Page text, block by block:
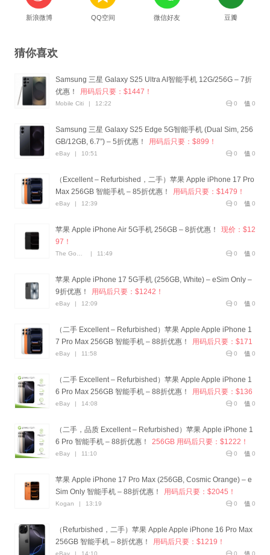
新浪微博 QQ空间 微信好友 豆瓣
猜你喜欢
Samsung 三星 Galaxy S25 Ultra AI智能手机 12G/256G – 7折
优惠！
用码后只要：$1447！
0
0
Mobile Citi | 12:22
Samsung 三星 Galaxy S25 Edge 5G智能手机 (Dual Sim, 256
GB/12GB, 6.7”) – 5折优惠！
用码后只要：$899！
0
0
eBay | 10:51
（Excellent – Refurbished，二手）苹果 Apple iPhone 17 Pro
Max 256GB 智能手机 – 85折优惠！
用码后只要：$1479！
0
0
eBay | 12:39
苹果 Apple iPhone Air 5G手机 256GB – 8折优惠！
现价：$12
97！
0
0
| 11:49
苹果 Apple iPhone 17 5G手机 (256GB, White) – eSim Only –
9折优惠！
用码后只要：$1242！
0
0
eBay | 12:09
（二手 Excellent – Refurbished）苹果 Apple Apple iPhone 1
7 Pro Max 256GB 智能手机 – 88折优惠！
用码后只要：$171
5！
0
0
eBay | 11:58
（二手 Excellent – Refurbished）苹果 Apple Apple iPhone 1
6 Pro Max 256GB 智能手机 – 88折优惠！
用码后只要：$136
3！
0
0
eBay | 14:08
（二手，品质 Excellent – Refurbished）苹果 Apple iPhone 1
6 Pro 智能手机 – 88折优惠！
256GB 用码后只要：$1222！
0
0
eBay | 11:10
苹果 Apple iPhone 17 Pro Max (256GB, Cosmic Orange) – e
Sim Only 智能手机 – 88折优惠！
用码后只要：$2045！
0
0
Kogan | 13:19
（Refurbished，二手）苹果 Apple Apple iPhone 16 Pro Max
256GB 智能手机 – 8折优惠！
用码后只要：$1219！
0
0
eBay | 14:10